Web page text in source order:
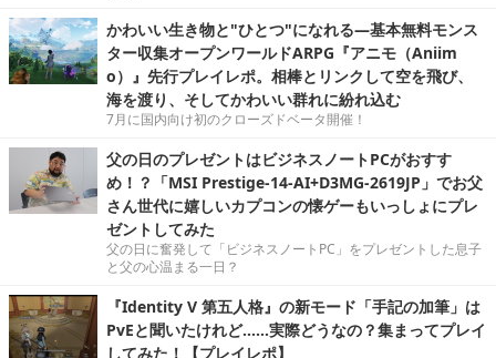
かわいい生き物と"ひとつ"になれる―基本無料モンス
ター収集オープンワールドARPG『アニモ（Aniim
o）』先行プレイレポ。相棒とリンクして空を飛び、
海を渡り、そしてかわいい群れに紛れ込む
7月に国内向け初のクローズドベータ開催！
父の日のプレゼントはビジネスノートPCがおすす
め！？「MSI Prestige-14-AI+D3MG-2619JP」でお父
さん世代に嬉しいカプコンの懐ゲーもいっしょにプレ
ゼントしてみた
父の日に奮発して「ビジネスノートPC」をプレゼントした息子
と父の心温まる一日？
『Identity V 第五人格』の新モード「手記の加筆」は
PvEと聞いたけれど……実際どうなの？集まってプレイ
してみた！【プレイレポ】